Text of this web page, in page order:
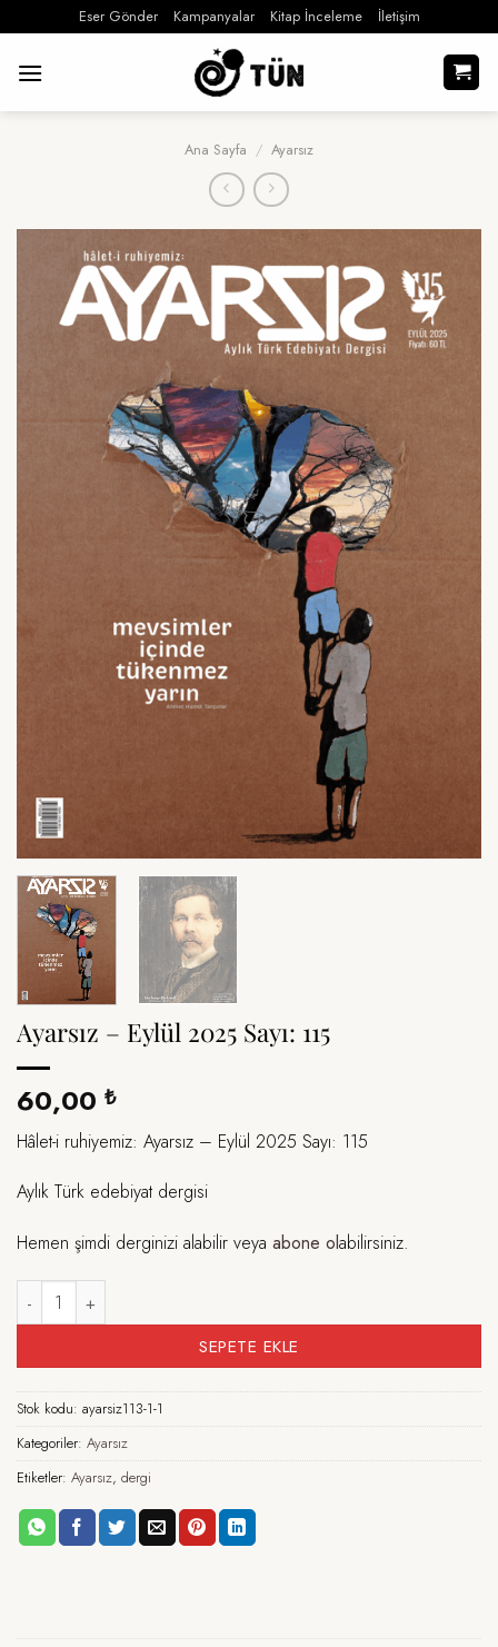
atla
Eser Gönder Kampanyalar Kitap İnceleme İletişim
Ana Sayfa / Ayarsız
Ayarsız – Eylül 2025 Sayı: 115
60,00 ₺
Hâlet-i ruhiyemiz: Ayarsız – Eylül 2025 Sayı: 115
Aylık Türk edebiyat dergisi
Hemen şimdi derginizi alabilir veya abone olabilirsiniz.
Ayarsız – Eylül 2025 Sayı: 115 adet
SEPETE EKLE
Stok kodu: ayarsiz113-1-1
Kategoriler: Ayarsız
Etiketler: Ayarsız, dergi